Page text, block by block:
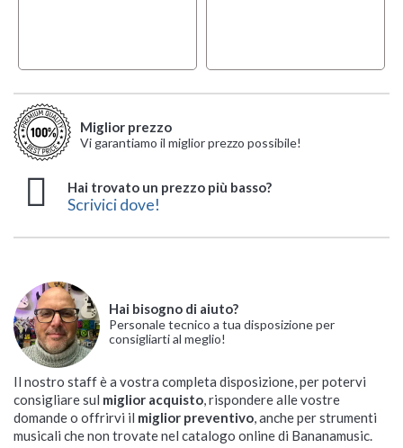
Miglior prezzo
Vi garantiamo il miglior prezzo possibile!
Hai trovato un prezzo più basso?
Scrivici dove!
Hai bisogno di aiuto?
Personale tecnico a tua disposizione per
consigliarti al meglio!
Il nostro staff è a vostra completa disposizione, per potervi
consigliare sul miglior acquisto, rispondere alle vostre
domande o offrirvi il miglior preventivo, anche per strumenti
musicali che non trovate nel catalogo online di Bananamusic.